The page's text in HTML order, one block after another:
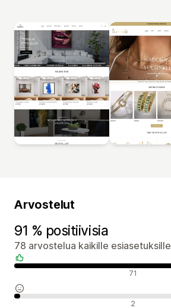
Arvostelut
91 % positiivisia
78 arvostelua kaikille esiasetuksille
Positiiviset arvostelut 71
Neutraalit arvostelut 2